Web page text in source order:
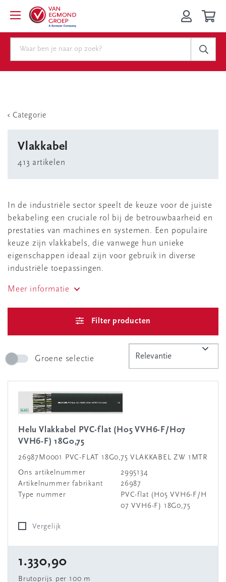
Categorie
Vlakkabel
413 artikelen
In de industriële sector speelt de keuze voor de juiste
bekabeling een cruciale rol bij de betrouwbaarheid en
prestaties van machines en systemen. Een populaire
keuze zijn vlakkabels, die vanwege hun unieke
eigenschappen ideaal zijn voor gebruik in diverse
industriële toepassingen.
Meer informatie
Filter producten
Groene selectie
Helu Vlakkabel PVC-flat (H05 VVH6-F/H07
VVH6-F) 18G0,75
26987M0001 PVC-FLAT 18G0,75 VLAKKABEL ZW 1MTR
Ons artikelnummer
2995134
Artikelnummer fabrikant
26987
Type nummer
PVC-flat (H05 VVH6-F/H
07 VVH6-F) 18G0,75
Vergelijk
1.330,90
Brutoprijs per 100 m